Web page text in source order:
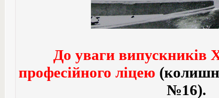
До уваги випускників
професійного ліцею
№16).